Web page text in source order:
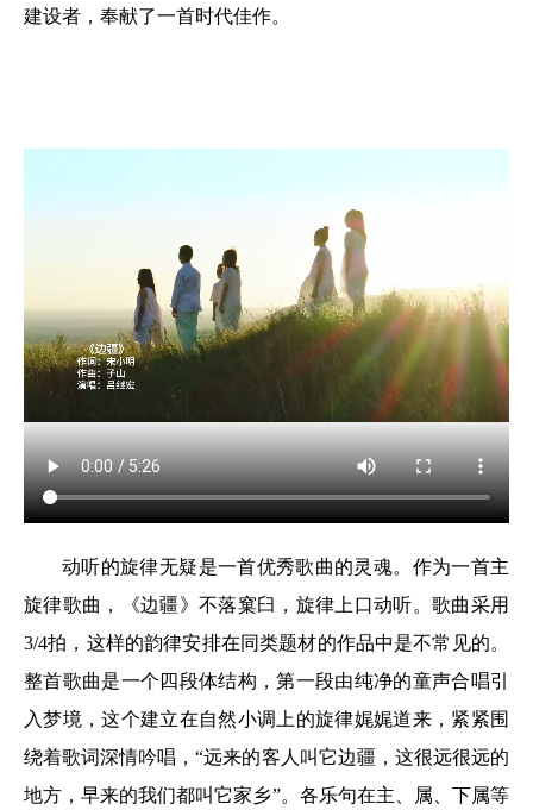
建设者，奉献了一首时代佳作。
动听的旋律无疑是一首优秀歌曲的灵魂。作为一首主
旋律歌曲，《边疆》不落窠臼，旋律上口动听。歌曲采用
3/4拍，这样的韵律安排在同类题材的作品中是不常见的。
整首歌曲是一个四段体结构，第一段由纯净的童声合唱引
入梦境，这个建立在自然小调上的旋律娓娓道来，紧紧围
绕着歌词深情吟唱，“远来的客人叫它边疆，这很远很远的
地方，早来的我们都叫它家乡”。各乐句在主、属、下属等